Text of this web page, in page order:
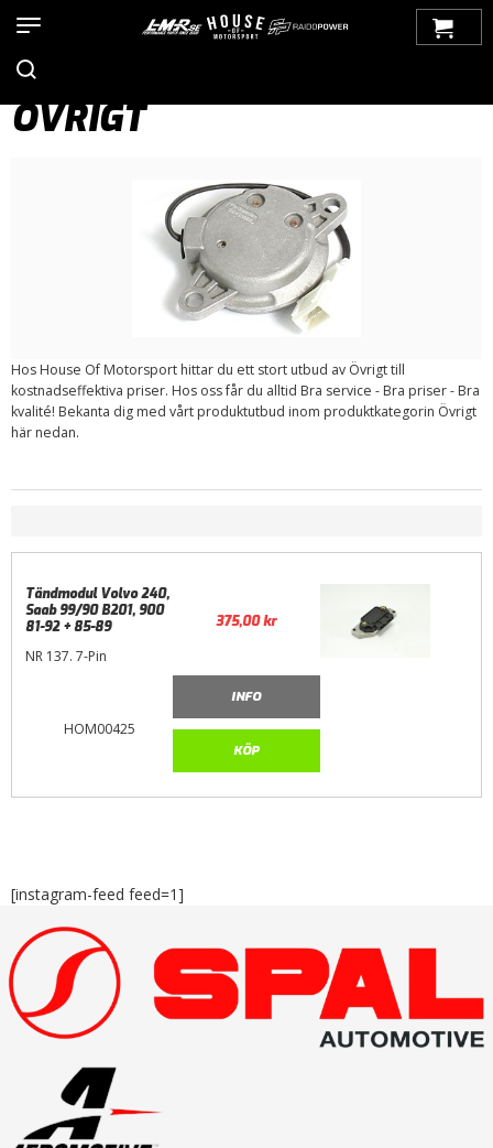
Tändsystem>
Övrigt
ÖVRIGT
Hos House Of Motorsport hittar du ett stort utbud av Övrigt till
kostnadseffektiva priser. Hos oss får du alltid Bra service - Bra priser - Bra
kvalité! Bekanta dig med vårt produktutbud inom produktkategorin Övrigt
här nedan.
HOM00425
Tändmodul Volvo 240,
Saab 99/90 B201, 900
81-92 + 85-89
NR 137. 7-Pin
375,00kr
INFO
KÖP
[instagram-feed feed=1]